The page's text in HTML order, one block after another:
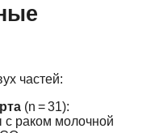
частей:
(n = 31):
с раком молочной